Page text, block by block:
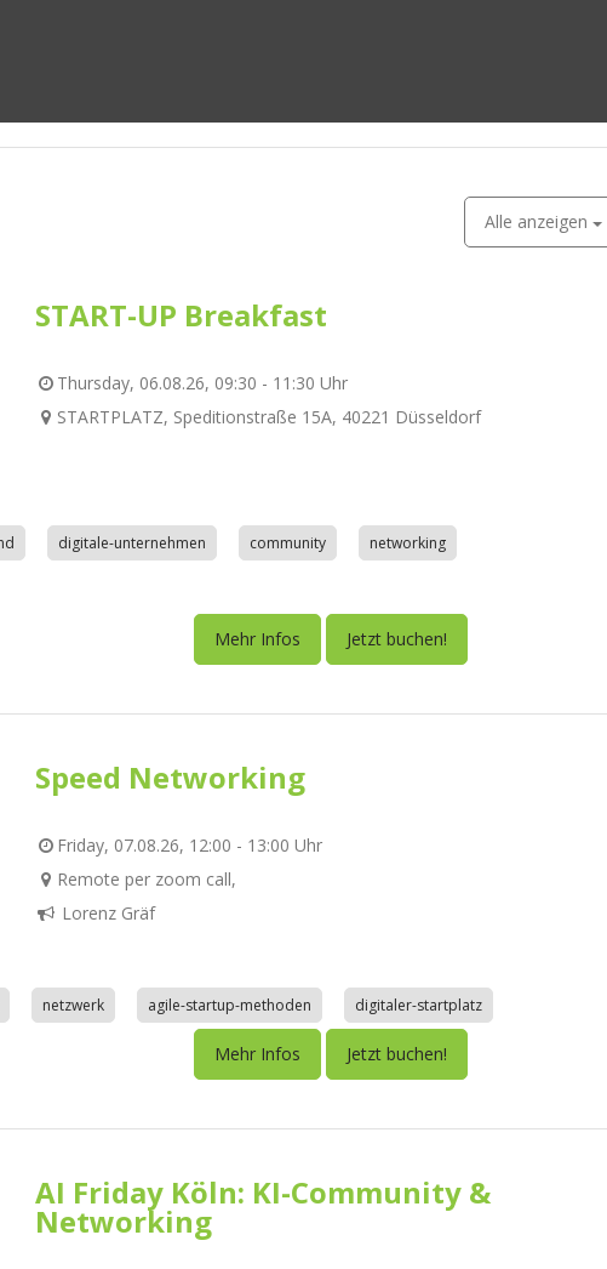
Alle anzeigen
START-UP Breakfast
Thursday, 06.08.26, 09:30 - 11:30 Uhr
STARTPLATZ, Speditionstraße 15A, 40221 Düsseldorf
digitale-unternehmen community networking
Mehr Infos Jetzt buchen!
Speed Networking
Friday, 07.08.26, 12:00 - 13:00 Uhr
Remote per zoom call,
Lorenz Gräf
netzwerk agile-startup-methoden digitaler-startplatz
Mehr Infos Jetzt buchen!
AI Friday Köln: KI-Community &
Networking